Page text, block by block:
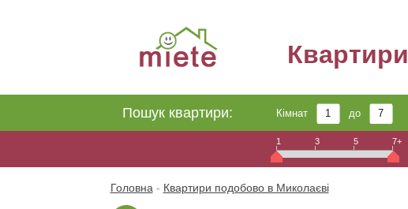
Квартири
Пошук квартири: Кімнат до
1 3 5 7+
Головна - Квартири подобово в Миколаєві